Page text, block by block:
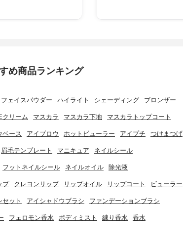
め商品ランキング
フェイスパウダー ハイライト シェーディング ブロンザー
クリーム マスカラ マスカラ下地 マスカラトップコート
ベース アイブロウ ホットビューラー アイプチ つけまつげ
眉毛テンプレート マニキュア ネイルシール
フットネイルシール ネイルオイル 除光液
プ クレヨンリップ リップオイル リップコート ビューラー
セット アイシャドウブラシ ファンデーションブラシ
フェロモン香水 ボディミスト 練り香水 香水